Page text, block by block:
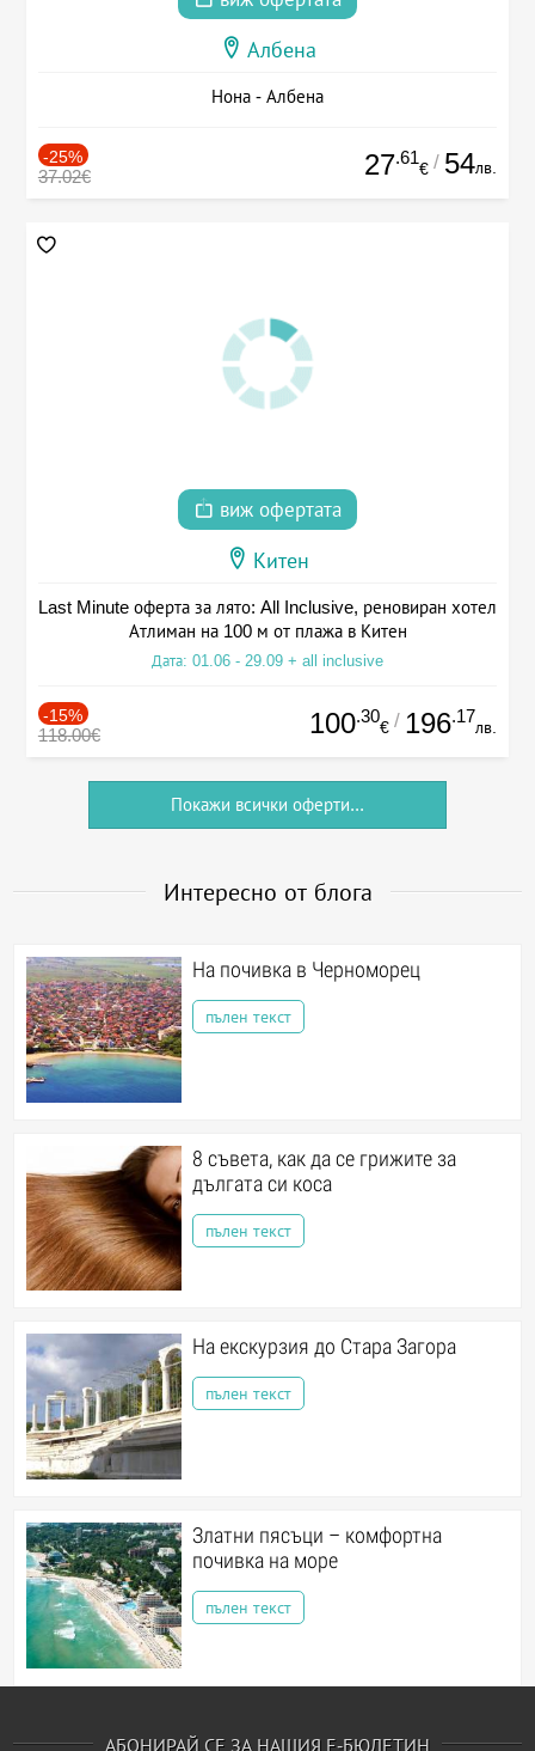
Албена
Нона - Албена
-25%
37.02€ 27.61
€ / 54лв.
виж офертата
Китен
Last Minute оферта за лято: All Inclusive, реновиран хотел
Атлиман на 100 м от плажа в Китен
Дата: 01.06 - 29.09 + all inclusive
-15%
118.00€ 100.30
€ / 196.17
лв.
Покажи всички оферти...
Интересно от блога
На почивка в Черноморец
пълен текст
8 съвета, как да се грижите за
дългата си коса
пълен текст
На екскурзия до Стара Загора
пълен текст
Златни пясъци – комфортна
почивка на море
пълен текст
АБОНИРАЙ СЕ ЗА НАШИЯ Е-БЮЛЕТИН